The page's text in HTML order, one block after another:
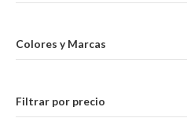
Colores y Marcas
Filtrar por precio